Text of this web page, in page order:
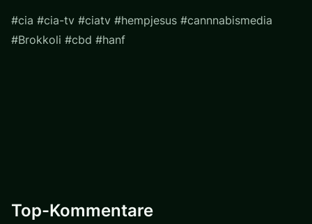
#cia #cia-tv #ciatv #hempjesus #cannnabismedia
#Brokkoli #cbd #hanf
Top-Kommentare